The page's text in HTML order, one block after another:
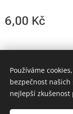
6,00 Kč
Používáme
bezpečnost
nejlepší